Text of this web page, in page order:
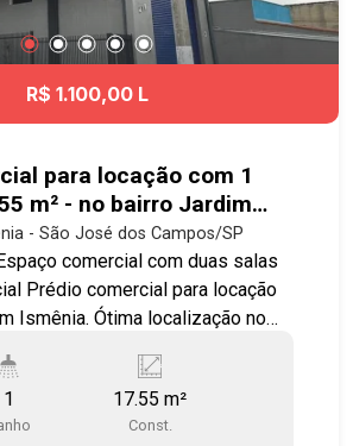
R$ 1.100,00 L
para locação com 1
m² - no bairro Jardim
- São José dos Campos/SP
comercial com duas salas
localização no
Máximo, Hospital Municipal da
além de contar com comércio
acesso à Avenida
1 17.55 m²
Const.